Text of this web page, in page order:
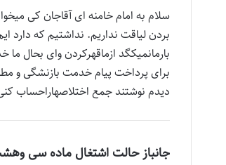
ت
:
سلام به امام خامنه ای آقاجان کی
بردن لیاقت نداریم. نداشتیم که دارد
بارمانمیکگد ازماقهرکردن وای بحال
دیدم نوشتند جمع اختلاصهاراحساب
جانباز حالت اشتغال ماده سی